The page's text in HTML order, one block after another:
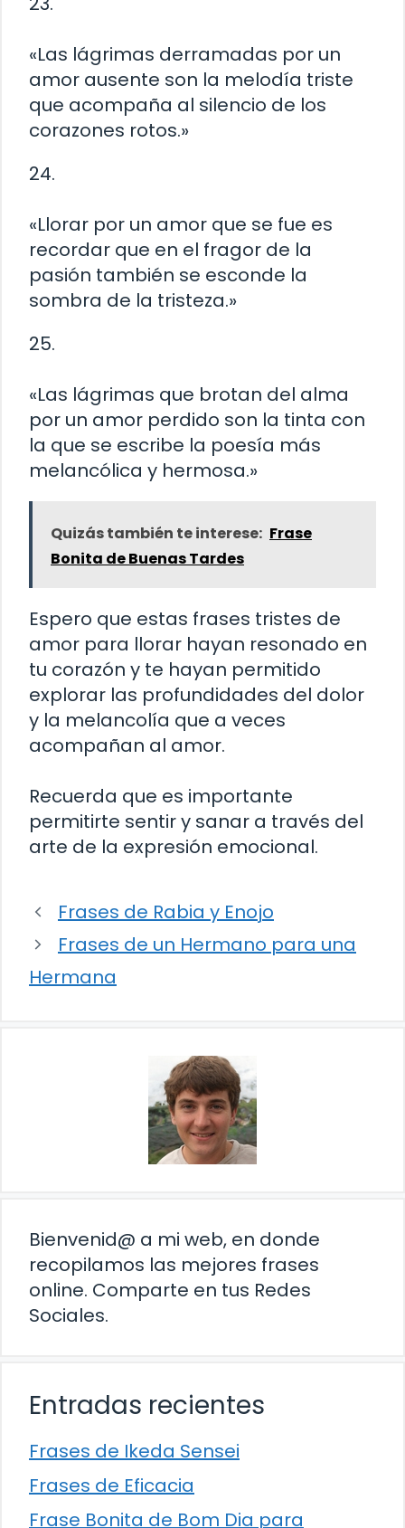
«Las lágrimas derramadas por un
amor ausente son la melodía triste
que acompaña al silencio de los
corazones rotos.»
24.
«Llorar por un amor que se fue es
recordar que en el fragor de la
pasión también se esconde la
sombra de la tristeza.»
25.
«Las lágrimas que brotan del alma
por un amor perdido son la tinta con
la que se escribe la poesía más
melancólica y hermosa.»
Quizás también te interese: Frase
Bonita de Buenas Tardes
Espero que estas frases tristes de
amor para llorar hayan resonado en
tu corazón y te hayan permitido
explorar las profundidades del dolor
y la melancolía que a veces
acompañan al amor.
Recuerda que es importante
permitirte sentir y sanar a través del
arte de la expresión emocional.
Frases de Rabia y Enojo
Frases de un Hermano para una
Hermana
Bienvenid@ a mi web, en donde
recopilamos las mejores frases
online. Comparte en tus Redes
Sociales.
Entradas recientes
Frases de Ikeda Sensei
Frases de Eficacia
Frase Bonita de Bom Dia para